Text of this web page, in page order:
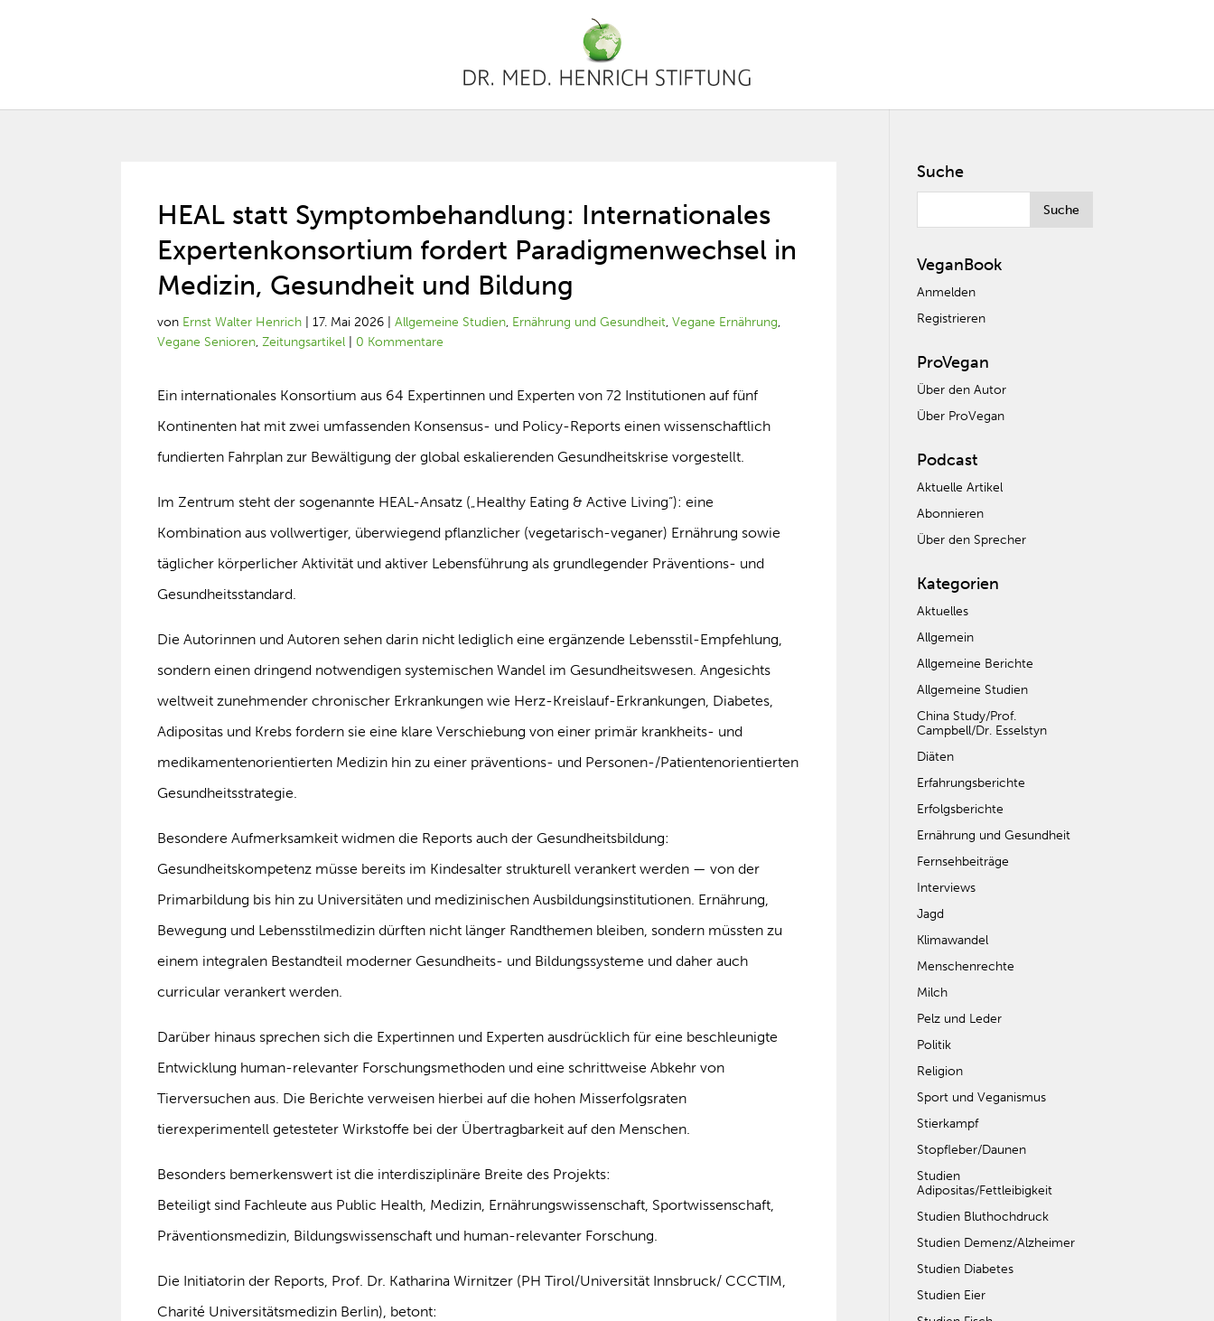
HEAL statt Symptombehandlung: Internationales
Expertenkonsortium fordert Paradigmenwechsel in
Medizin, Gesundheit und Bildung
von Ernst Walter Henrich |17. Mai 2026 |Allgemeine Studien, Ernährung und Gesundheit,Vegane Ernährung,
Vegane Senioren,Zeitungsartikel 0 Kommentare
Ein internationales Konsortium aus 64 Expertinnen und Experten von 72 Institutionen auf fünf
Kontinenten hat mit zwei umfassenden Konsensus- und Policy-Reports einen wissenschaftlich
fundierten Fahrplan zur Bewältigung der global eskalierenden Gesundheitskrise vorgestellt.
Im Zentrum steht der sogenannte HEAL-Ansatz („Healthy Eating & Active Living“): eine
Kombination aus vollwertiger, überwiegend pflanzlicher (vegetarisch-veganer) Ernährung sowie
täglicher körperlicher Aktivität und aktiver Lebensführung als grundlegender Präventions- und
Gesundheitsstandard.
Die Autorinnen und Autoren sehen darin nicht lediglich eine ergänzende Lebensstil-Empfehlung,
sondern einen dringend notwendigen systemischen Wandel im Gesundheitswesen. Angesichts
weltweit zunehmender chronischer Erkrankungen wie Herz-Kreislauf-Erkrankungen, Diabetes,
Adipositas und Krebs fordern sie eine klare Verschiebung von einer primär krankheits- und
medikamentenorientierten Medizin hin zu einer präventions- und Personen-/Patientenorientierten
Gesundheitsstrategie.
Besondere Aufmerksamkeit widmen die Reports auch der Gesundheitsbildung:
Gesundheitskompetenz müsse bereits im Kindesalter strukturell verankert werden — von der
Primarbildung bis hin zu Universitäten und medizinischen Ausbildungsinstitutionen. Ernährung,
Bewegung und Lebensstilmedizin dürften nicht länger Randthemen bleiben, sondern müssten zu
einem integralen Bestandteil moderner Gesundheits- und Bildungssysteme und daher auch
curricular verankert werden.
Darüber hinaus sprechen sich die Expertinnen und Experten ausdrücklich für eine beschleunigte
Entwicklung human-relevanter Forschungsmethoden und eine schrittweise Abkehr von
Tierversuchen aus. Die Berichte verweisen hierbei auf die hohen Misserfolgsraten
tierexperimentell getesteter Wirkstoffe bei der Übertragbarkeit auf den Menschen.
Besonders bemerkenswert ist die interdisziplinäre Breite des Projekts:
Beteiligt sind Fachleute aus Public Health, Medizin, Ernährungswissenschaft, Sportwissenschaft,
Präventionsmedizin, Bildungswissenschaft und human-relevanter Forschung.
Die Initiatorin der Reports, Prof. Dr. Katharina Wirnitzer (PH Tirol/Universität Innsbruck/ CCCTIM,
Charité Universitätsmedizin Berlin), betont:
Suche
VeganBook
Anmelden
Registrieren
ProVegan
Über den Autor
Über ProVegan
Podcast
Aktuelle Artikel
Abonnieren
Über den Sprecher
Kategorien
Aktuelles
Allgemein
Allgemeine Berichte
Allgemeine Studien
China Study/Prof.
Campbell/Dr. Esselstyn
Diäten
Erfahrungsberichte
Erfolgsberichte
Ernährung und Gesundheit
Fernsehbeiträge
Interviews
Jagd
Klimawandel
Menschenrechte
Milch
Pelz und Leder
Politik
Religion
Sport und Veganismus
Stierkampf
Stopfleber/Daunen
Studien
Adipositas/Fettleibigkeit
Studien Bluthochdruck
Studien Demenz/Alzheimer
Studien Diabetes
Studien Eier